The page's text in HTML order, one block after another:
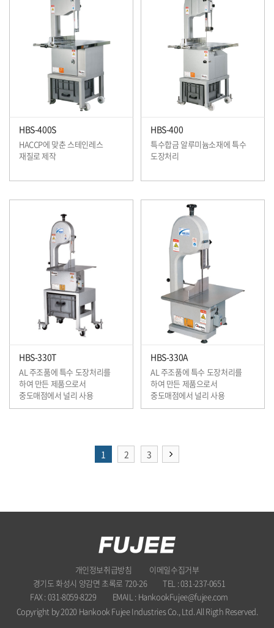
HBS-400S
HACCP에 맞춘 스테인레스
재질로 제작
HBS-400
특수합금 알루미늄소재에 특수
도장처리
HBS-330T
AL 주조품에 특수 도장처리를
하여 만든 제품으로서
중도매점에서 널리 사용
HBS-330A
AL 주조품에 특수 도장처리를
하여 만든 제품으로서
중도매점에서 널리 사용
1 2 3
개인정보취급방침
이메일수집거부
경기도 화성시 양감면 초록로 720-26
TEL : 031-237-0651
FAX : 031-8059-8229
EMAIL : HankookFujee@fujee.com
Copyright by 2020 Hankook Fujee Industries Co., Ltd. All Rigth Reserved.